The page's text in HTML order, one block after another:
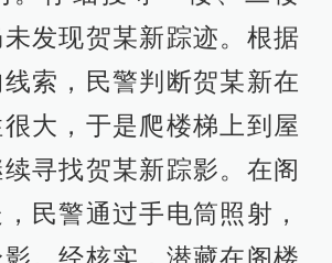
发现贺某新踪迹。根据
索，民警判断贺某新在
大，于是爬楼梯上到屋
寻找贺某新踪影。在阁
民警通过手电筒照射，